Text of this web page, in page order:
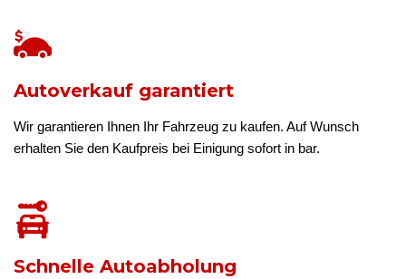
Autoverkauf garantiert
Wir garantieren Ihnen Ihr Fahrzeug zu kaufen. Auf Wunsch
erhalten Sie den Kaufpreis bei Einigung sofort in bar.
Schnelle Autoabholung